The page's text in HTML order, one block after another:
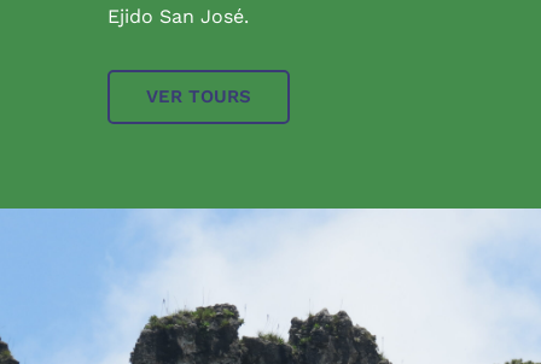
Ejido San José.
VER TOURS